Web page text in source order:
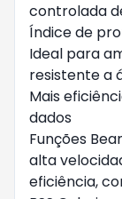
controlada
Índice de
Ideal para
resistente a
Mais
dados
Funções
alta
eficiência,